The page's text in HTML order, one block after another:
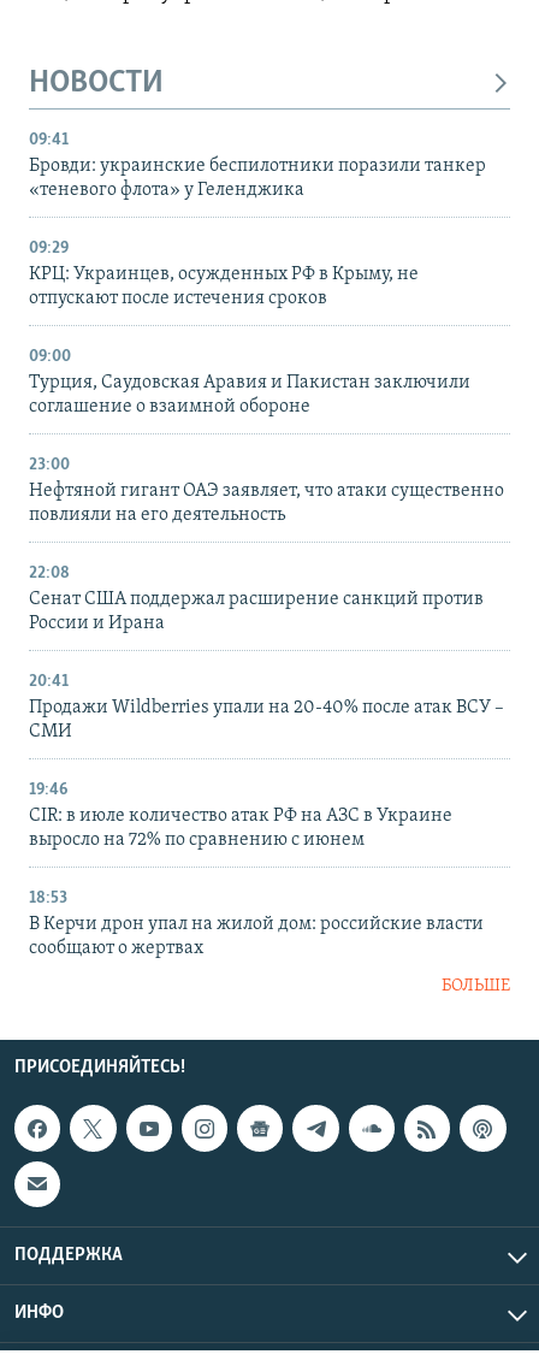
НОВОСТИ
09:41
Бровди: украинские беспилотники поразили танкер
«теневого флота» у Геленджика
09:29
КРЦ: Украинцев, осужденных РФ в Крыму, не
отпускают после истечения сроков
09:00
Турция, Саудовская Аравия и Пакистан заключили
соглашение о взаимной обороне
23:00
Нефтяной гигант ОАЭ заявляет, что атаки существенно
повлияли на его деятельность
22:08
Сенат США поддержал расширение санкций против
России и Ирана
20:41
Продажи Wildberries упали на 20-40% после атак ВСУ –
СМИ
19:46
CIR: в июле количество атак РФ на АЗС в Украине
выросло на 72% по сравнению с июнем
18:53
В Керчи дрон упал на жилой дом: российские власти
сообщают о жертвах
БОЛЬШЕ
ПРИСОЕДИНЯЙТЕСЬ!
ПОДДЕРЖКА
ИНФО